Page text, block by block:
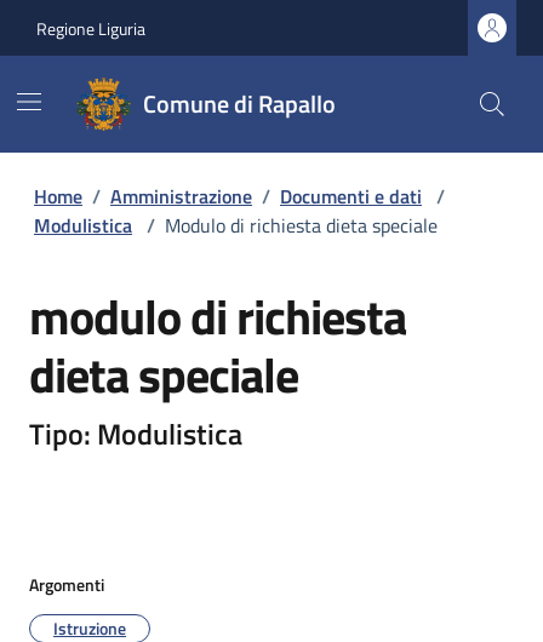
Regione Liguria
Comune di Rapallo
Home / Amministrazione / Documenti e dati /
Modulistica / Modulo di richiesta dieta speciale
modulo di richiesta
dieta speciale
Tipo: Modulistica
Argomenti
Istruzione